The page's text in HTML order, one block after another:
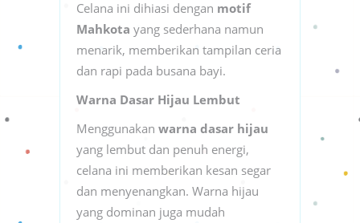
Celana ini dihiasi dengan motif
Mahkota yang sederhana namun
menarik, memberikan tampilan ceria
dan rapi pada busana bayi.
Warna Dasar Hijau Lembut
Menggunakan warna dasar hijau
yang lembut dan penuh energi,
celana ini memberikan kesan segar
dan menyenangkan. Warna hijau
yang dominan juga mudah